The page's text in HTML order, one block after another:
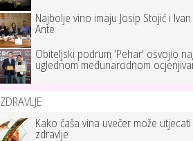
Najbolje vino imaju Josip Stojić i
Ante
Obiteljski podrum 'Pehar' osvojio
uglednom međunarodnom
ZDRAVLJE
Kako čaša vina uvečer može
zdravlje